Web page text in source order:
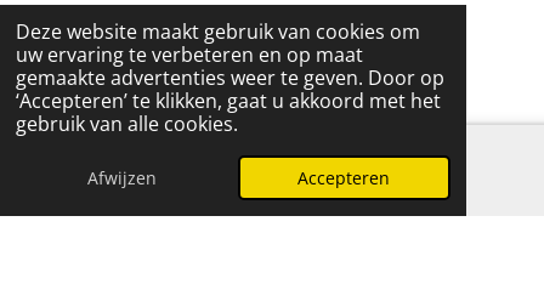
Deze website maakt gebruik van cookies om
uw ervaring te verbeteren en op maat
gemaakte advertenties weer te geven. Door op
‘Accepteren’ te klikken, gaat u akkoord met het
gebruik van alle cookies.
Afwijzen Accepteren
E-mailadres